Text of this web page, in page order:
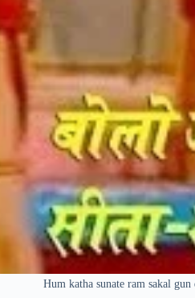
Hum katha sunate ram sakal